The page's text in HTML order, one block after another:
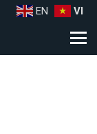
EN VI